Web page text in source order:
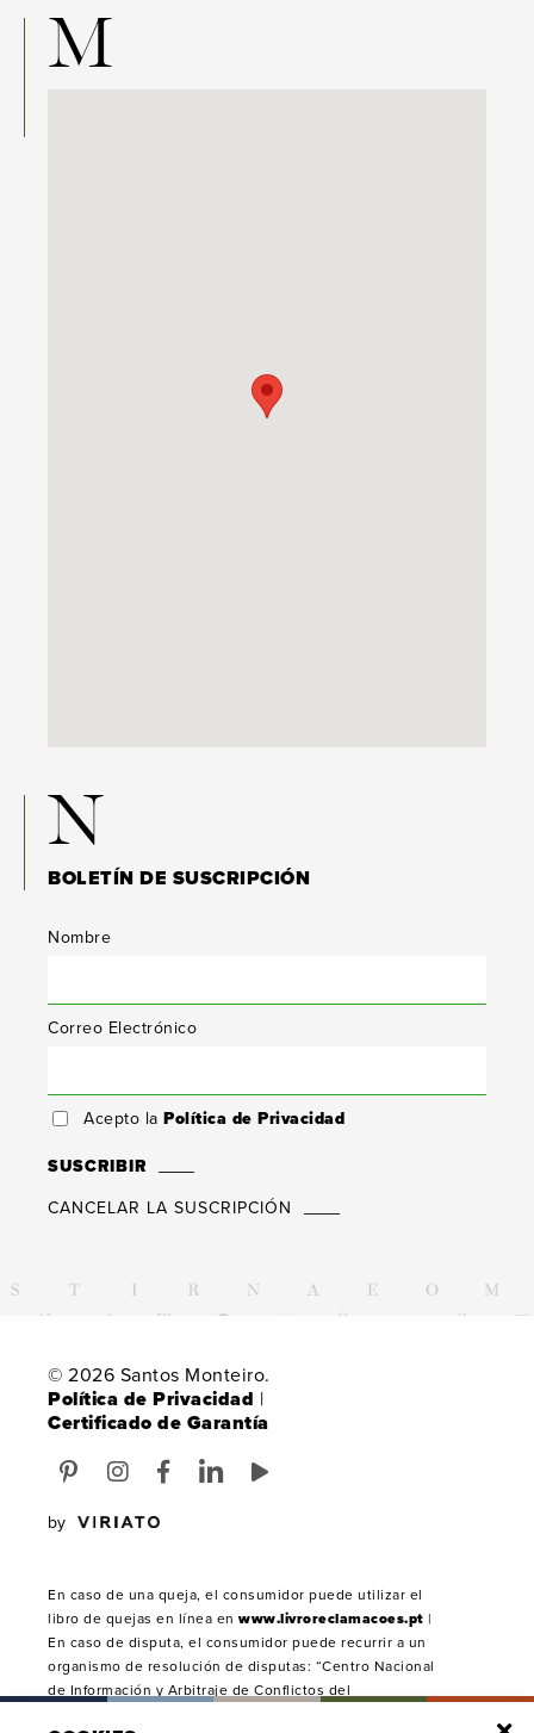
M
N
BOLETÍN DE SUSCRIPCIÓN
Nombre
Correo Electrónico
Acepto la Política de Privacidad
SUSCRIBIR
CANCELAR LA SUSCRIPCIÓN
© 2026 Santos Monteiro.
Política de Privacidad |
Certificado de Garantía
by
En caso de una queja, el consumidor puede utilizar el
libro de quejas en línea en www.livroreclamacoes.pt |
En caso de disputa, el consumidor puede recurrir a un
organismo de resolución de disputas: “Centro Nacional
de Información y Arbitraje de Conflictos del